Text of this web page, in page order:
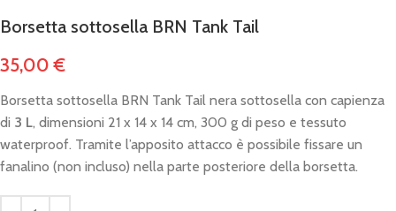
Borsetta sottosella BRN Tank Tail
35,00€
Borsetta sottosella BRN Tank Tail nera sottosella con capienza
di 3 L, dimensioni 21 x 14 x 14 cm, 300 g di peso e tessuto
waterproof. Tramite l’apposito attacco è possibile fissare un
fanalino (non incluso) nella parte posteriore della borsetta.